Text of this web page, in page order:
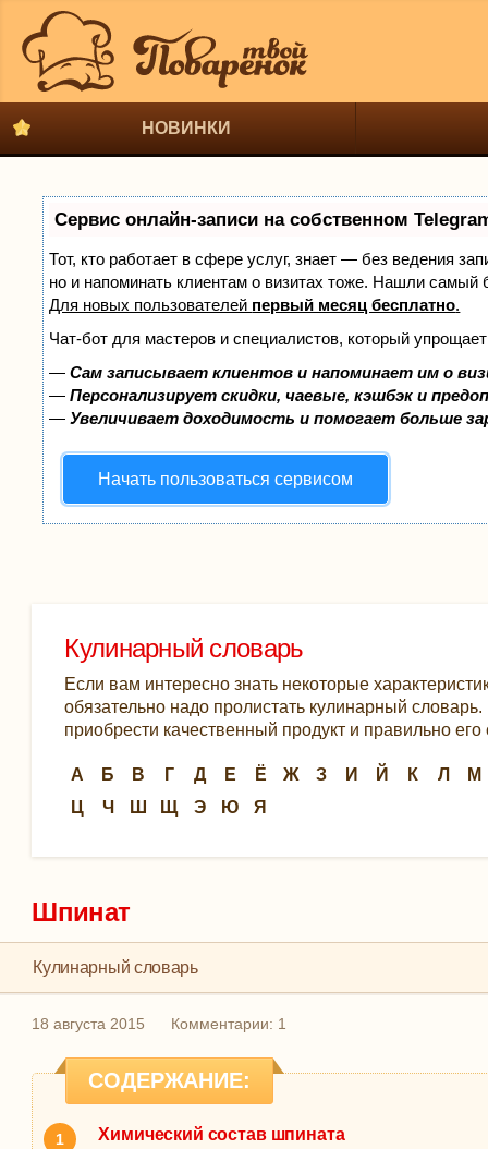
НОВИНКИ
Сервис онлайн-записи на собственном
Тот, кто работает в сфере услуг, знает — без ведения
но и напоминать клиентам о визитах тоже. Нашли
Для новых пользователей первый месяц бесплатно.
Чат-бот для мастеров и специалистов, который
—Сам записывает клиентов и напоминает им о
—Персонализирует скидки, чаевые, кэшбэк и
—Увеличивает доходимость и помогает больше
Начать пользоваться сервисом
Кулинарный словарь
Если вам интересно знать некоторые
обязательно надо пролистать кулинарный
приобрести качественный продукт и правильно его
А Б В Г Д Е Ё Ж З И Й К Л
М
Ц
Ч Ш Щ Э Ю Я
Шпинат
Кулинарный словарь
18 августа 2015 Комментарии: 1
СОДЕРЖАНИЕ:
Химический состав шпината